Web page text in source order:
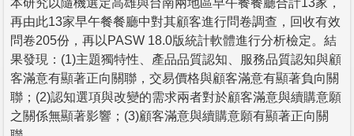
再由此13家早午餐餐廳中對其顧客進行問卷調查，回收有效
問卷205份，再以PASW 18.0版統計軟體進行分析檢定。結
果發現：(1)主題獨特性、產品品質認知、服務品質認知與顧
客滿意有顯著正向關聯，交易價格與顧客滿意有顯著負向關
聯；(2)認知選項與改變的需求兩者對於顧客滿意與續購意願
之關係無顯著影響；(3)顧客滿意與續購意願有顯著正向關